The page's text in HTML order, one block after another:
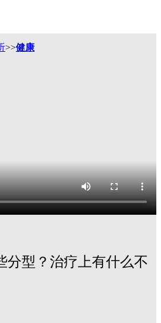
>>健康
分型？治疗上有什么不